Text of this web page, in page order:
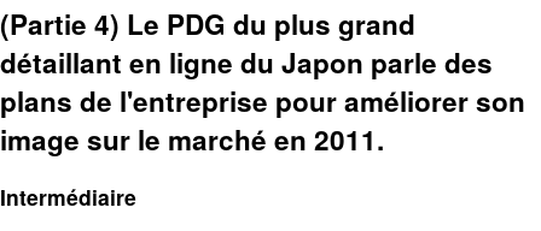
(Partie 4) Le PDG du plus grand
détaillant en ligne du Japon parle des
plans de l'entreprise pour améliorer son
image sur le marché en 2011.
Intermédiaire